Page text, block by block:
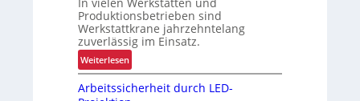
p
e
z
i
f
i
Produktionsbetrieben sind
Werkstattkrane jahrzehntelang
zuverlässig im Einsatz.
Weiterlesen:
M
e
Arbeitssicherheit durch LED-